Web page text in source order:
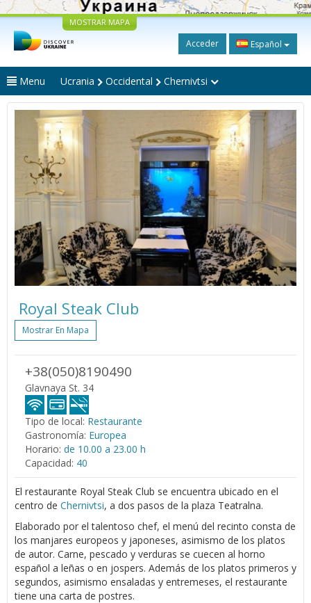
MOSTRAR MAPA
Acceder Español
Menu Ucrania Occidental Chernivtsi
Royal Steak Club
Mostrar En Mapa
+38(050)8190490
Glavnaya St. 34
Tipo de local: Restaurante
Gastronomía: Europea
Horario: de 10.00 a 23.00 h
Capacidad: 40
El restaurante Royal Steak Club se encuentra ubicado en el
centro de Chernivtsi, a dos pasos de la plaza Teatralna.
Elaborado por el talentoso chef, el menú del recinto consta de
los manjares europeos y japoneses, asimismo de los platos
de autor. Carne, pescado y verduras se cuecen al horno
español a leñas o en jospers. Además de los platos primeros y
segundos, asimismo ensaladas y entremeses, el restaurante
tiene una carta de postres.